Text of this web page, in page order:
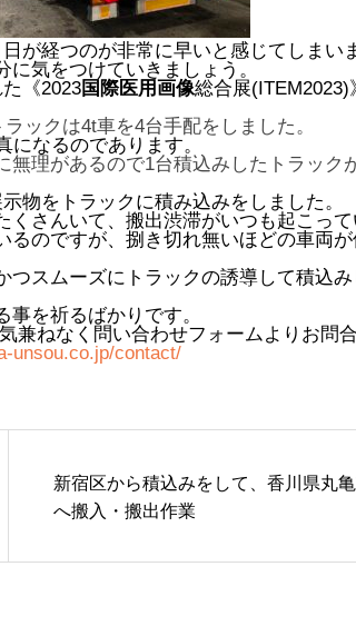
が経つのが非常に早いと感じてしまい
気をつけていきましょう。
《2023国際医用画像総合展(ITEM2023)
ックは4t車を4台手配をしました。
なるのであります。
理があるので1台積込みしたトラック
物をトラックに積み込みをしました。
さんいて、搬出渋滞がいつも起こって
のですが、捌き切れ無いほどの車両
スムーズにトラックの誘導して積込
を祈るばかりです。
ねなく問い合わせフォームよりお問合
unsou.co.jp/contact/
新宿区から積込みをして、香川県丸
へ搬入・搬出作業